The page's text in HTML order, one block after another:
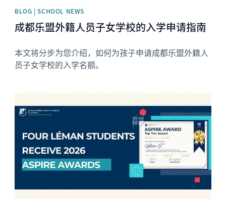
BLOG | SCHOOL NEWS
成都乐盟外籍人员子女学校的入学申请指南
本文将分步为您介绍，如何为孩子申请成都乐盟外籍人
员子女学校的入学名额。